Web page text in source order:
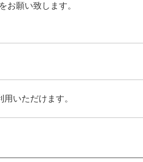
お願い致します。
いただけます。